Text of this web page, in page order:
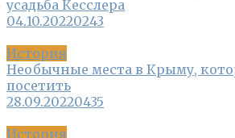
усадьба Кесслера
04.10.20220243
История
Необычные места в Крыму,
посетить
28.09.20220435
История